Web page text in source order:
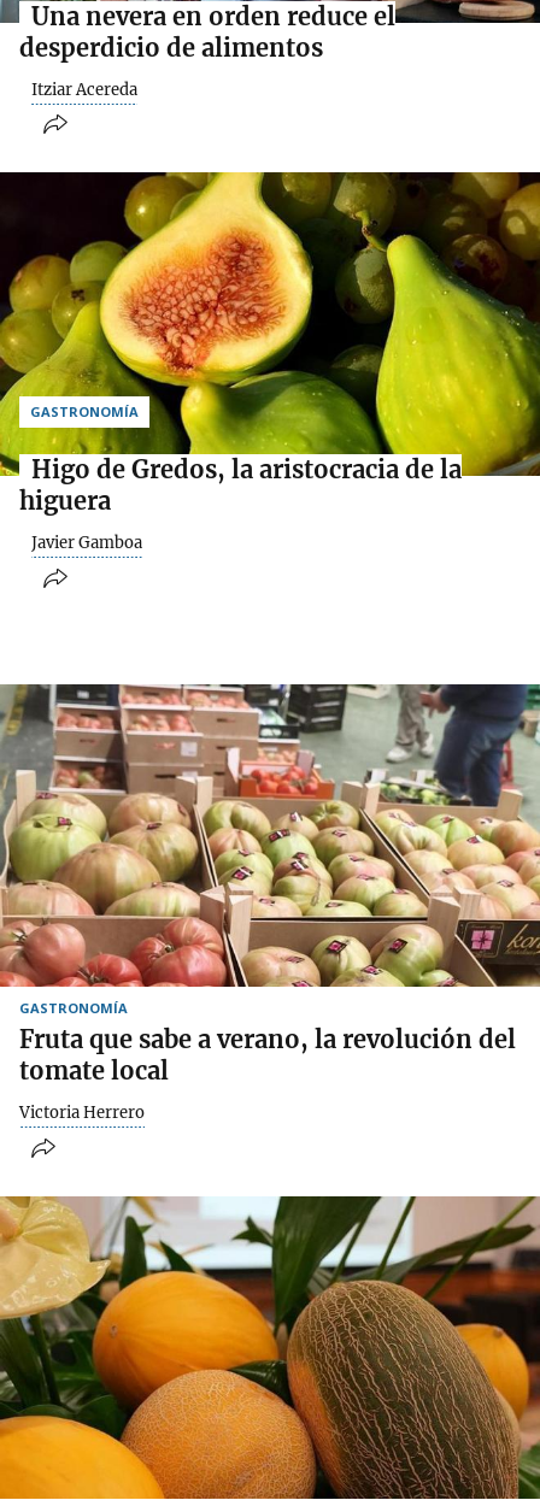
Una nevera en orden reduce el
desperdicio de alimentos
Itziar Acereda
GASTRONOMÍA
Higo de Gredos, la aristocracia de la
higuera
Javier Gamboa
GASTRONOMÍA
Fruta que sabe a verano, la revolución del
tomate local
Victoria Herrero